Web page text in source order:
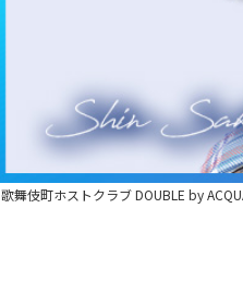
歌舞伎町ホストクラブ DOUBLE by